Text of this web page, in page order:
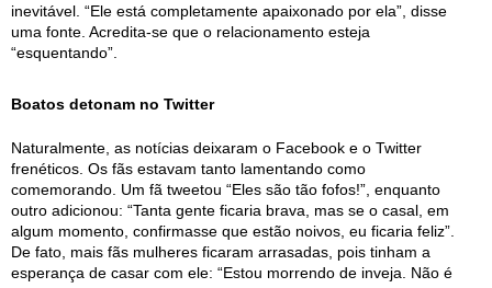
inevitável. “Ele está completamente apaixonado por ela”, disse
uma fonte. Acredita-se que o relacionamento esteja
“esquentando”.
Boatos detonam no Twitter
Naturalmente, as notícias deixaram o Facebook e o Twitter
frenéticos. Os fãs estavam tanto lamentando como
comemorando. Um fã tweetou “Eles são tão fofos!”, enquanto
outro adicionou: “Tanta gente ficaria brava, mas se o casal, em
algum momento, confirmasse que estão noivos, eu ficaria feliz”.
De fato, mais fãs mulheres ficaram arrasadas, pois tinham a
esperança de casar com ele: “Estou morrendo de inveja. Não é